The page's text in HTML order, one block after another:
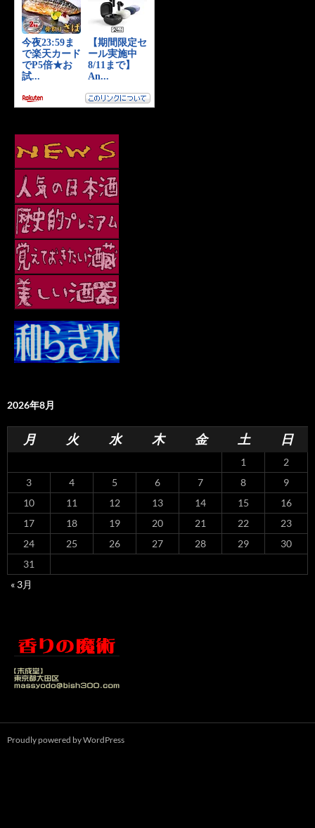
2026年8月
月 火 水 木 金 土 日
1
2
3
4 5 6 7 8
9
10
11 12 13 14 15
16
17
18 19 20 21 22
23
24
25 26 27 28 29
30
31
« 3月
Proudly powered by WordPress